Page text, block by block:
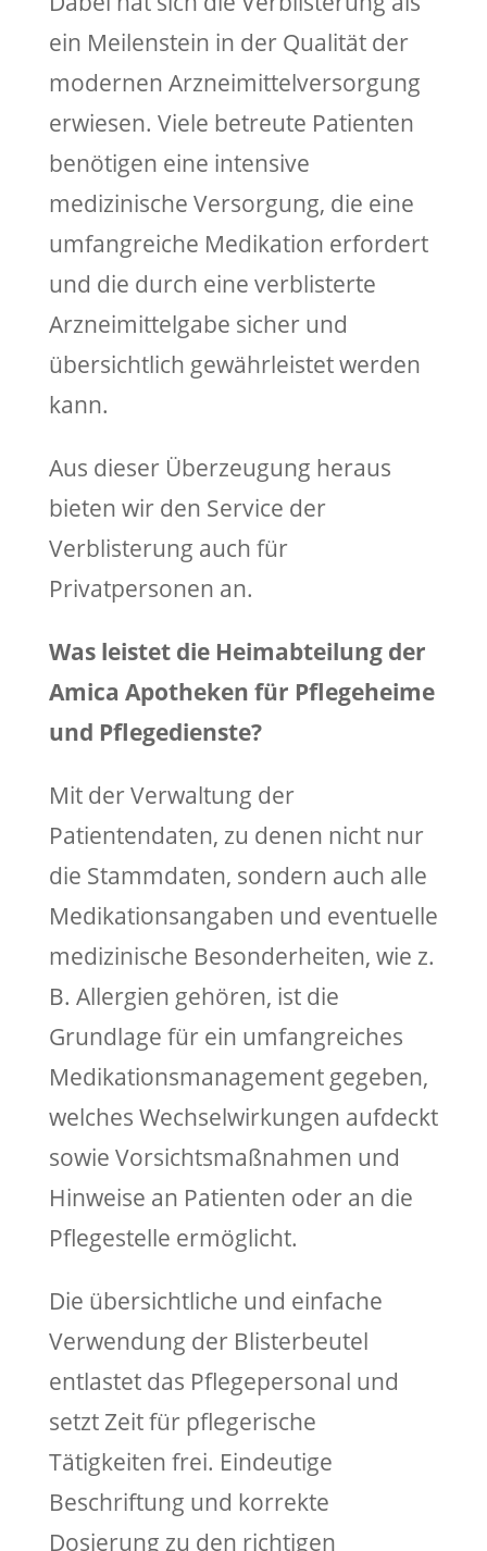
ein Meilenstein in der Qualität der
modernen Arzneimittelversorgung
erwiesen. Viele betreute Patienten
benötigen eine intensive
medizinische Versorgung, die eine
umfangreiche Medikation erfordert
und die durch eine verblisterte
Arzneimittelgabe sicher und
übersichtlich gewährleistet werden
kann.
Aus dieser Überzeugung heraus
bieten wir den Service der
Verblisterung auch für
Privatpersonen an.
Was leistet die Heimabteilung der
Amica Apotheken für Pflegeheime
und Pflegedienste?
Mit der Verwaltung der
Patientendaten, zu denen nicht nur
die Stammdaten, sondern auch alle
Medikationsangaben und eventuelle
medizinische Besonderheiten, wie z.
B. Allergien gehören, ist die
Grundlage für ein umfangreiches
Medikationsmanagement gegeben,
welches Wechselwirkungen aufdeckt
sowie Vorsichtsmaßnahmen und
Hinweise an Patienten oder an die
Pflegestelle ermöglicht.
Die übersichtliche und einfache
Verwendung der Blisterbeutel
entlastet das Pflegepersonal und
setzt Zeit für pflegerische
Tätigkeiten frei. Eindeutige
Beschriftung und korrekte
Dosierung zu den richtigen